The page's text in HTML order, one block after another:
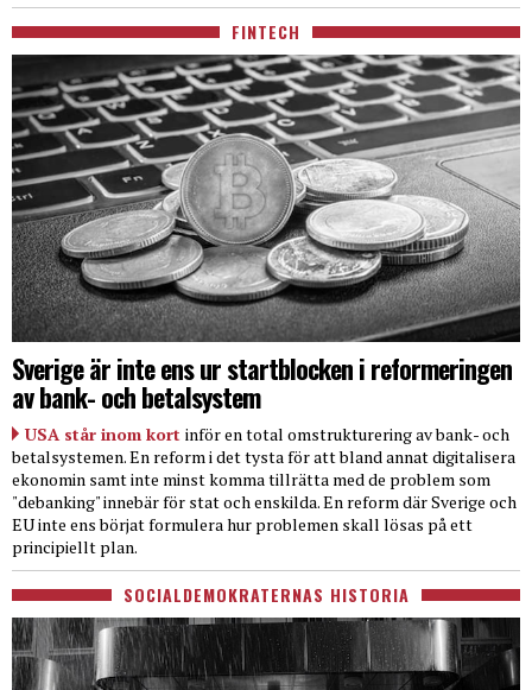
FINTECH
Sverige är inte ens ur startblocken i reformeringen
av bank- och betalsystem
USA står inom kort inför en total omstrukturering av bank- och
betalsystemen. En reform i det tysta för att bland annat digitalisera
ekonomin samt inte minst komma tillrätta med de problem som
"debanking" innebär för stat och enskilda. En reform där Sverige och
EU inte ens börjat formulera hur problemen skall lösas på ett
principiellt plan.
SOCIALDEMOKRATERNAS HISTORIA